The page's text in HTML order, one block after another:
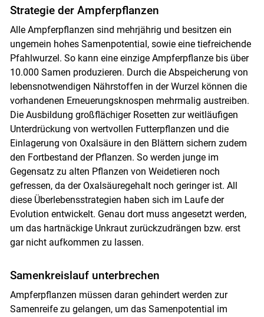
Strategie der Ampferpflanzen
Alle Ampferpflanzen sind mehrjährig und besitzen ein
ungemein hohes Samenpotential, sowie eine tiefreichende
Pfahlwurzel. So kann eine einzige Ampferpflanze bis über
10.000 Samen produzieren. Durch die Abspeicherung von
lebensnotwendigen Nährstoffen in der Wurzel können die
vorhandenen Erneuerungsknospen mehrmalig austreiben.
Die Ausbildung großflächiger Rosetten zur weitläufigen
Unterdrückung von wertvollen Futterpflanzen und die
Einlagerung von Oxalsäure in den Blättern sichern zudem
den Fortbestand der Pflanzen. So werden junge im
Gegensatz zu alten Pflanzen von Weidetieren noch
gefressen, da der Oxalsäuregehalt noch geringer ist. All
diese Überlebensstrategien haben sich im Laufe der
Evolution entwickelt. Genau dort muss angesetzt werden,
um das hartnäckige Unkraut zurückzudrängen bzw. erst
gar nicht aufkommen zu lassen.
Samenkreislauf unterbrechen
Ampferpflanzen müssen daran gehindert werden zur
Samenreife zu gelangen, um das Samenpotential im